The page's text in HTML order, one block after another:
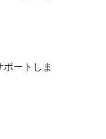
ートしま